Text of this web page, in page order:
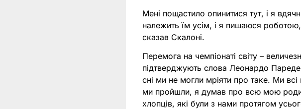
Мені пощастило опинитися тут, і я
належить їм усім, і я пишаюся
сказав Скалоні.
Перемога на чемпіонаті світу –
підтверджують слова Леонардо
сні ми не могли мріяти про таке. Ми
ми пройшли, я думав про всю мою
хлопців, які були з нами протягом